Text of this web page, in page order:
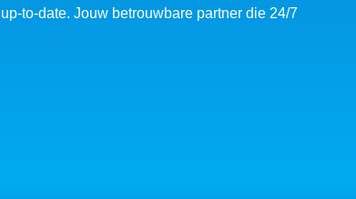
to-date. Jouw betrouwbare partner die 24/7